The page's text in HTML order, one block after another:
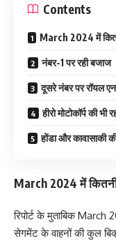
Contents
March 2024 में
नंबर-1 पर रही बजाज
दूसरे नंबर पर रॉयल
हीरो मोटोकॉर्प की भी
होंडा और कावासाकी
March 2024 में कितनी
रिपोर्ट के मुताबिक
सेगमेंट के वाहनों की कुल